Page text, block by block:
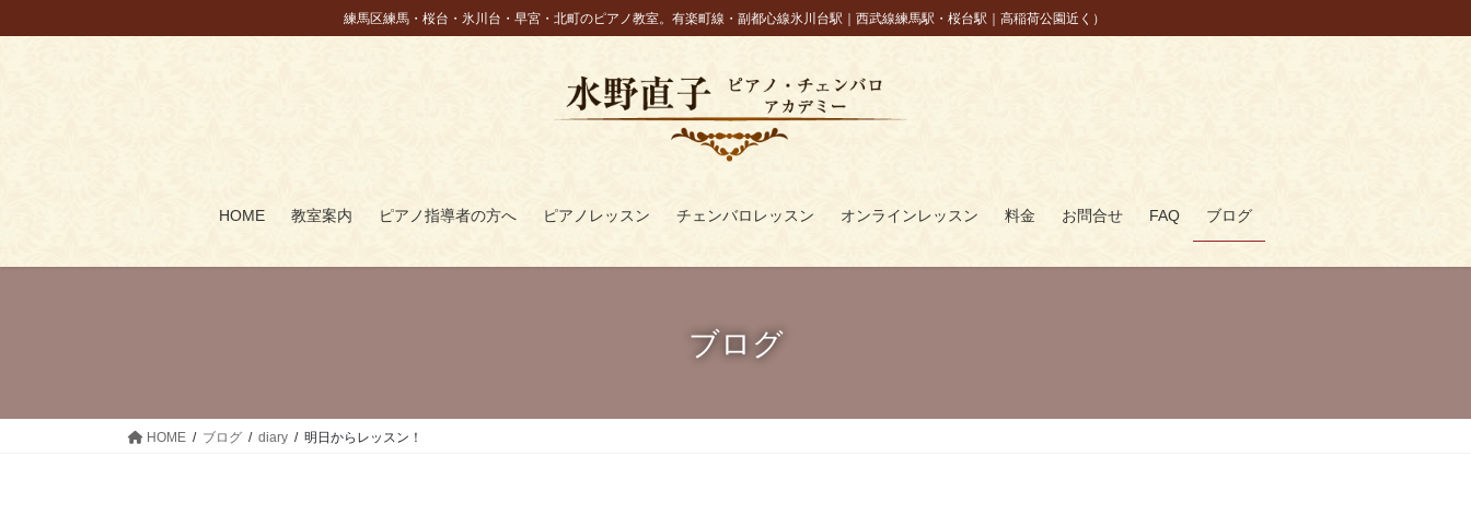
ン
ビ
練馬区練馬・桜台・氷川台・早宮・北町のピアノ教室。有楽町線・副都心線氷川台駅｜西武線練馬駅・桜台駅｜高稲荷公園近く）
HOME 教室案内 ピアノ指導者の方へ ピアノレッスン チェンバロレッスン オンラインレッスン 料金 お問合せ FAQ ブログ
ブログ
HOME ブログ diary 明日からレッスン！